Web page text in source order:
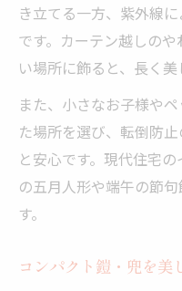
き立てる一方、紫外線
です。カーテン越しの
い場所に飾ると、長く美
また、小さなお子様や
た場所を選び、転倒防
と安心です。現代住宅
の五月人形や端午の節
す。
コンパクト鎧・兜を美